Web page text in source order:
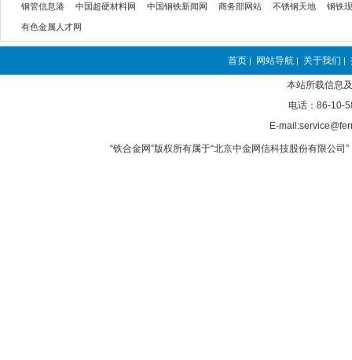
钢管信息港 中国超硬材料网 中国钢铁新闻网 商务部网站 不锈钢天地 钢铁
有色金属人才网
首页 | 网站导航 | 关于我们 |
本站所载信息
电话：86-10-
E-
“铁合金网”版权所有属于“北京中金网信科技股份有限公司